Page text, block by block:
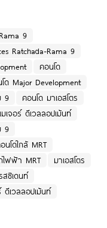
9
Ratchada-Rama 9
คอนโด
ด Major Development
9
คอนโด มาเอสโตร
มเจอร์ ดีเวลลอปเม้นท์
9
นโดใกล้ MRT
ไฟฟ้า MRT
มาเอสโตร
สซิเดนท์
ดีเวลลอปเม้นท์